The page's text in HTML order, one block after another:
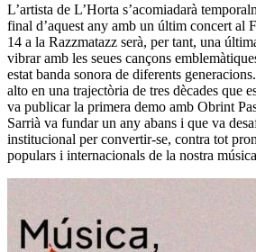
L’artista de L’Horta s’acomiadarà
final d’aquest any amb un últim concert al
14 a la Razzmatazz serà, per tant, una
vibrar amb les seues cançons
estat banda sonora de diferents
alto en una trajectòria de tres dècades que
va publicar la primera demo amb Obrint
Sarrià va fundar un any abans i que va
institucional per convertir-se, contra tot
populars i internacionals de la nostra